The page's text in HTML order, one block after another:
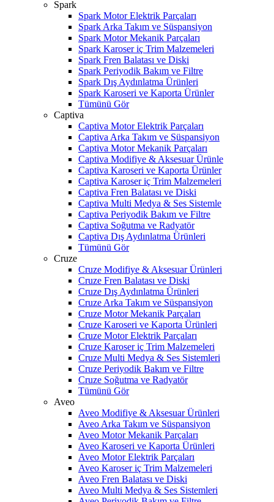
Spark
Spark Motor Elektrik Parçaları
Spark Arka Takım ve Süspansiyon
Spark Motor Mekanik Parçaları
Spark Karoser iç Trim Malzemeleri
Spark Fren Balatası ve Diski
Spark Periyodik Bakım ve Filtre
Spark Dış Aydınlatma Ürünleri
Spark Karoseri ve Kaporta Ürünler
Tümünü Gör
Captiva
Captiva Motor Elektrik Parçaları
Captiva Arka Takım ve Süspansiyon
Captiva Motor Mekanik Parçaları
Captiva Modifiye & Aksesuar Ürünle
Captiva Karoseri ve Kaporta Ürünler
Captiva Karoser iç Trim Malzemeleri
Captiva Fren Balatası ve Diski
Captiva Multi Medya & Ses Sistemle
Captiva Periyodik Bakım ve Filtre
Captiva Soğutma ve Radyatör
Captiva Dış Aydınlatma Ürünleri
Tümünü Gör
Cruze
Cruze Modifiye & Aksesuar Ürünleri
Cruze Fren Balatası ve Diski
Cruze Dış Aydınlatma Ürünleri
Cruze Arka Takım ve Süspansiyon
Cruze Motor Mekanik Parçaları
Cruze Karoseri ve Kaporta Ürünleri
Cruze Motor Elektrik Parçaları
Cruze Karoser iç Trim Malzemeleri
Cruze Multi Medya & Ses Sistemleri
Cruze Periyodik Bakım ve Filtre
Cruze Soğutma ve Radyatör
Tümünü Gör
Aveo
Aveo Modifiye & Aksesuar Ürünleri
Aveo Arka Takım ve Süspansiyon
Aveo Motor Mekanik Parçaları
Aveo Karoseri ve Kaporta Ürünleri
Aveo Motor Elektrik Parçaları
Aveo Karoser iç Trim Malzemeleri
Aveo Fren Balatası ve Diski
Aveo Multi Medya & Ses Sistemleri